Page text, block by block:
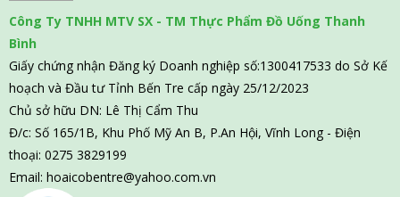
Công Ty TNHH MTV SX - TM Thực Phẩm Đồ Uống Thanh
Bình
Giấy chứng nhận Đăng ký Doanh nghiệp số:1300417533 do Sở Kế
hoạch và Đầu tư Tỉnh Bến Tre cấp ngày 25/12/2023
Chủ sở hữu DN: Lê Thị Cẩm Thu
Đ/c: Số 165/1B, Khu Phố Mỹ An B, P.An Hội, Vĩnh Long - Điện
thoại: 0275 3829199
Email: hoaicobentre@yahoo.com.vn